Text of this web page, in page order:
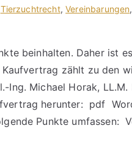
Tierzuchtrecht,Vereinbarungen,
beinhalten. Daher ist
zählt zu den
Ing. Michael Horak,
herunter: pdf
Punkte umfassen: